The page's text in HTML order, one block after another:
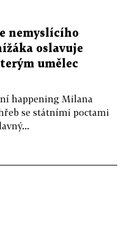
nemyslícího
oslavuje
umělec
happening Milana
se státními poctami